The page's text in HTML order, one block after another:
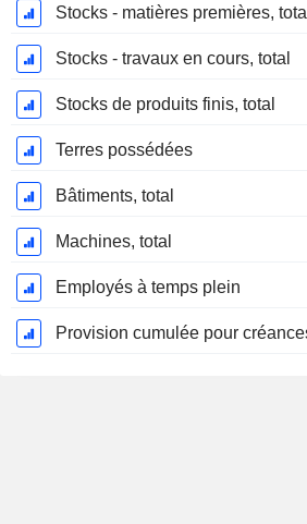
Stocks - matières premières, total
Stocks - travaux en cours, total
Stocks de produits finis, total
Terres possédées
Bâtiments, total
Machines, total
Employés à temps plein